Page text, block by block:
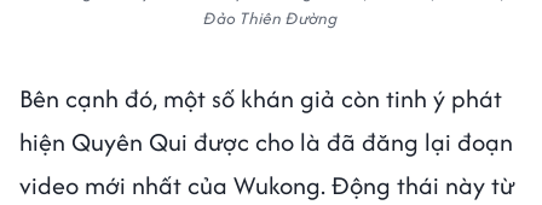
Đảo Thiên Đường
Bên cạnh đó, một số khán giả còn tinh ý phát
hiện Quyên Qui được cho là đã đăng lại đoạn
video mới nhất của Wukong. Động thái này từ